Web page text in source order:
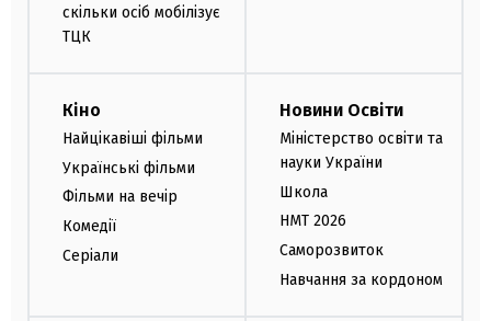
скільки осіб мобілізує
ТЦК
Кіно
Найцікавіші фільми
Українські фільми
Фільми на вечір
Комедії
Серіали
Новини Освіти
Міністерство освіти та
науки України
Школа
НМТ 2026
Саморозвиток
Навчання за кордоном